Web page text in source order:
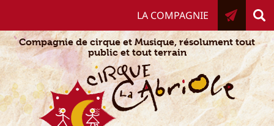
contenu
Compagnie de cirque et Musique, résolument tout
public et tout terrain
LA COMPAGNIE